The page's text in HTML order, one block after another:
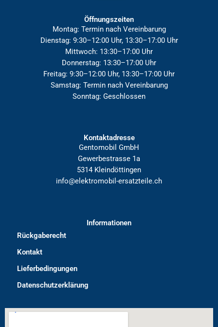
Öffnungszeiten
Montag: Termin nach Vereinbarung
Dienstag: 9:30–12:00 Uhr, 13:30–17:00 Uhr
Mittwoch: 13:30–17:00 Uhr
Donnerstag: 13:30–17:00 Uhr
Freitag: 9:30–12:00 Uhr, 13:30–17:00 Uhr
Samstag: Termin nach Vereinbarung
Sonntag: Geschlossen
Kontaktadresse
Gentomobil GmbH
Gewerbestrasse 1a
5314 Kleindöttingen
info@elektromobil-ersatzteile.ch
Informationen
Rückgaberecht
Kontakt
Lieferbedingungen
Datenschutzerklärung